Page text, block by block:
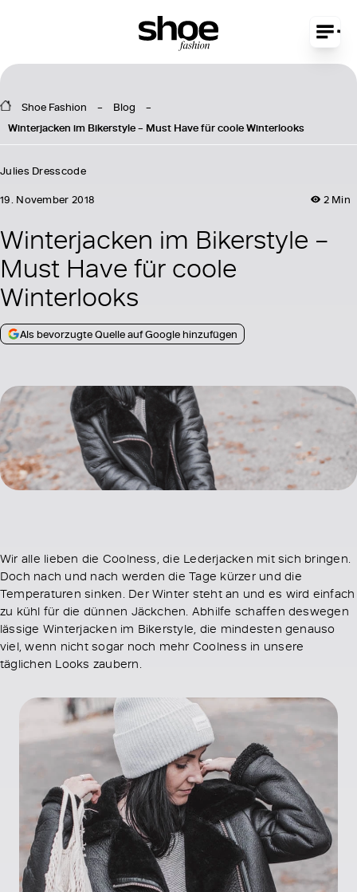
Shoe Fashion
Blog
Winterjacken im Bikerstyle – Must Have für coole Winterlooks
Julies Dresscode
2 Min
19. November 2018
Winterjacken im Bikerstyle –
Must Have für coole
Winterlooks
Als bevorzugte Quelle auf Google hinzufügen
Wir alle lieben die Coolness, die Lederjacken mit sich bringen.
Doch nach und nach werden die Tage kürzer und die
Temperaturen sinken. Der Winter steht an und es wird einfach
zu kühl für die dünnen Jäckchen. Abhilfe schaffen deswegen
lässige Winterjacken im Bikerstyle, die mindesten genauso
viel, wenn nicht sogar noch mehr Coolness in unsere
täglichen Looks zaubern.